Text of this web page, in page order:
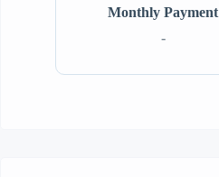
Monthly Payment
-